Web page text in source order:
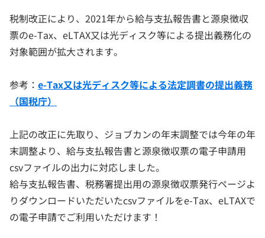
税制改正により、2021年から給与支払報告書と源泉徴収
票のe-Tax、eLTAX又は光ディスク等による提出義務化の
対象範囲が拡大されます。
参考： e-Tax又は光ディスク等による法定調書の提出義務
（国税庁）
上記の改正に先取り、ジョブカンの年末調整では今年の年
末調整より、給与支払報告書と源泉徴収票の電子申請用
csvファイルの出力に対応しました。
給与支払報告書、税務署提出用の源泉徴収票発行ページよ
りダウンロードいただいたcsvファイルをe-Tax、eLTAXで
の電子申請でご利用いただけます！